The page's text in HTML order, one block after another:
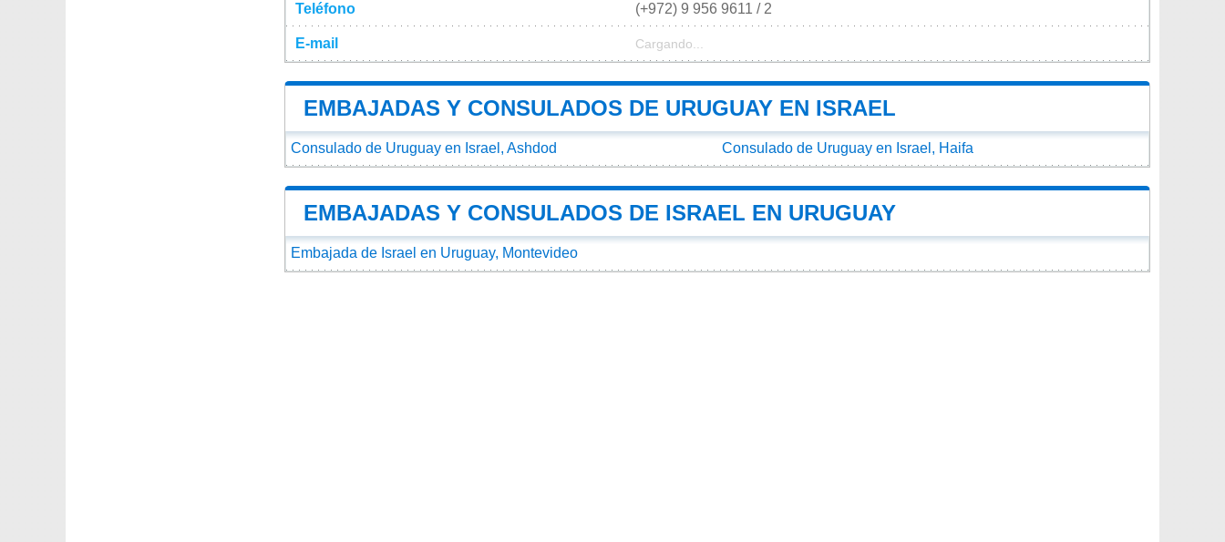
Teléfono (+972) 9 956 9611 / 2
E-mail Cargando...
EMBAJADAS Y CONSULADOS DE URUGUAY EN ISRAEL
Consulado de Uruguay en Israel, Ashdod Consulado de Uruguay en Israel, Haifa
EMBAJADAS Y CONSULADOS DE ISRAEL EN URUGUAY
Embajada de Israel en Uruguay, Montevideo